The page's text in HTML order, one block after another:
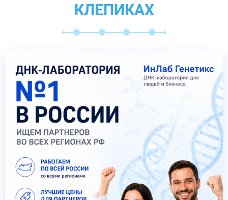
КЛЕПИКАХ